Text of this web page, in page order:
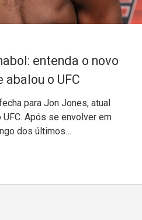
entenda o novo
o UFC
para Jon Jones, atual
Após se envolver em
dos últimos…